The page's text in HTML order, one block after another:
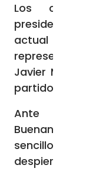
Los
presidencia
actual
representa al
Javier Milei,
partido La
Ante
Buenanueva
sencillo
despierta